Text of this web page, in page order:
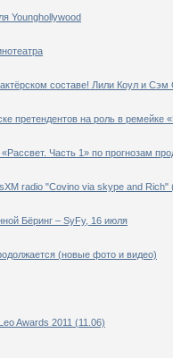
Younghollywood
составе! Лили Коул и Сэм
претендентов на роль в ремейке
Часть 1» по прогнозам
radio "Covino via skype and Rich"
Бёринг – SyFy, 16 июля
(новые фото и видео)
Awards 2011 (11.06)